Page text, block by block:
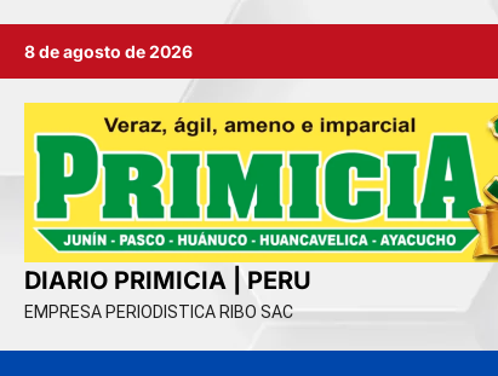
8 de agosto de 2026
DIARIO PRIMICIA | PERU
EMPRESA PERIODISTICA RIBO SAC